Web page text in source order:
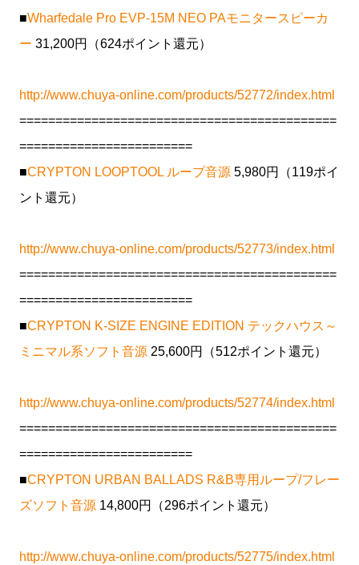
■Wharfedale Pro EVP-15M NEO PAモニタースピーカ
ー 31,200円（624ポイント還元）
http://www.chuya-online.com/products/52772/index.html
============================================
========================
■CRYPTON LOOPTOOL ループ音源 5,980円（119ポイ
ント還元）
http://www.chuya-online.com/products/52773/index.html
============================================
========================
■CRYPTON K-SIZE ENGINE EDITION テックハウス～
ミニマル系ソフト音源 25,600円（512ポイント還元）
http://www.chuya-online.com/products/52774/index.html
============================================
========================
■CRYPTON URBAN BALLADS R&B専用ループ/フレー
ズソフト音源 14,800円（296ポイント還元）
http://www.chuya-online.com/products/52775/index.html